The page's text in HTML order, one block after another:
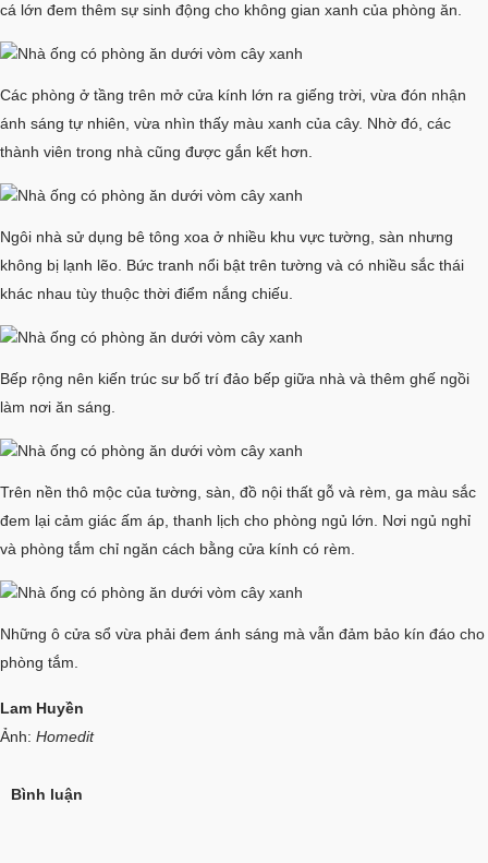
cá lớn đem thêm sự sinh động cho không gian xanh của phòng ăn.
Các phòng ở tầng trên mở cửa kính lớn ra giếng trời, vừa đón nhận
ánh sáng tự nhiên, vừa nhìn thấy màu xanh của cây. Nhờ đó, các
thành viên trong nhà cũng được gắn kết hơn.
Ngôi nhà sử dụng bê tông xoa ở nhiều khu vực tường, sàn nhưng
không bị lạnh lẽo. Bức tranh nổi bật trên tường và có nhiều sắc thái
khác nhau tùy thuộc thời điểm nắng chiếu.
Bếp rộng nên kiến trúc sư bố trí đảo bếp giữa nhà và thêm ghế ngồi
làm nơi ăn sáng.
Trên nền thô mộc của tường, sàn, đồ nội thất gỗ và rèm, ga màu sắc
đem lại cảm giác ấm áp, thanh lịch cho phòng ngủ lớn. Nơi ngủ nghỉ
và phòng tắm chỉ ngăn cách bằng cửa kính có rèm.
Những ô cửa sổ vừa phải đem ánh sáng mà vẫn đảm bảo kín đáo cho
phòng tắm.
Lam Huyền
Ảnh: Homedit
Bình luận